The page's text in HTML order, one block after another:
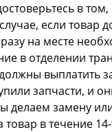
в
если товар
на месте
в отделении
выплатить
запчасти, и
делаем замену
в течение